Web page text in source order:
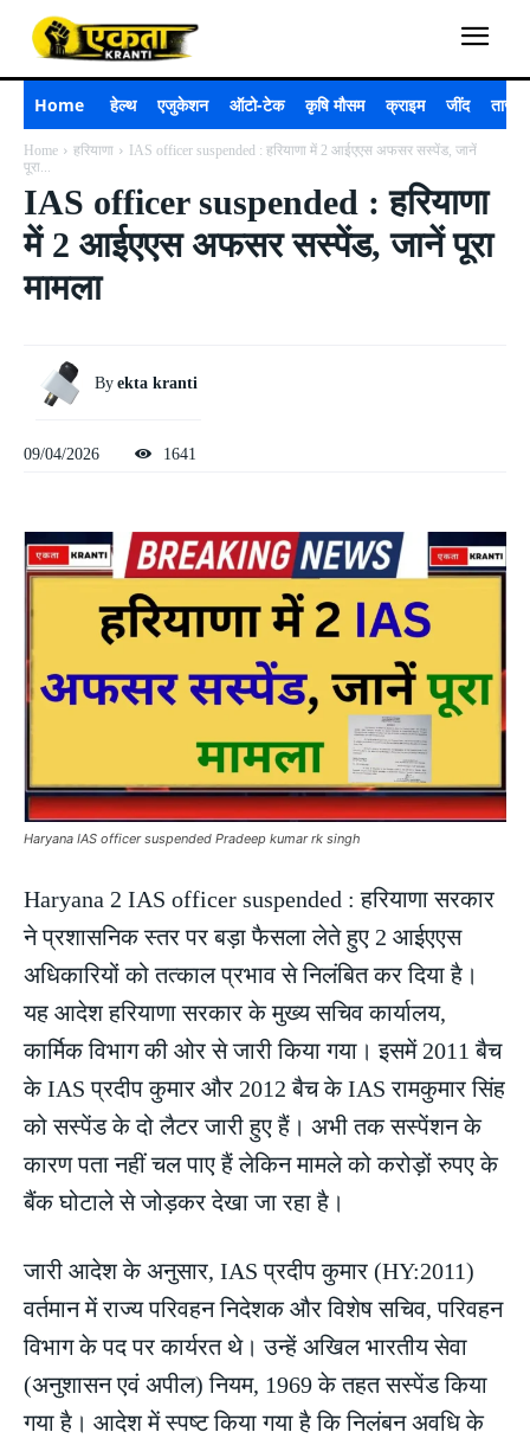
Home हेल्थ एजुकेशन ऑटो-टेक कृषि मौसम क्राइम जींद ताजा
Home हरियाणा
IAS officer suspended : हरियाणा में 2 आईएएस अफसर सस्पेंड, जानें
पूरा...
IAS officer suspended : हरियाणा
में 2 आईएएस अफसर सस्पेंड, जानें पूरा
मामला
By ekta kranti
09/04/2026 1641
Haryana IAS officer suspended Pradeep kumar rk singh
Haryana 2 IAS officer suspended : हरियाणा सरकार
ने प्रशासनिक स्तर पर बड़ा फैसला लेते हुए 2 आईएएस
अधिकारियों को तत्काल प्रभाव से निलंबित कर दिया है।
यह आदेश हरियाणा सरकार के मुख्य सचिव कार्यालय,
कार्मिक विभाग की ओर से जारी किया गया। इसमें 2011 बैच
के IAS प्रदीप कुमार और 2012 बैच के IAS रामकुमार सिंह
को सस्पेंड के दो लैटर जारी हुए हैं। अभी तक सस्पेंशन के
कारण पता नहीं चल पाए हैं लेकिन मामले को करोड़ों रुपए के
बैंक घोटाले से जोड़कर देखा जा रहा है।
जारी आदेश के अनुसार, IAS प्रदीप कुमार (HY:2011)
वर्तमान में राज्य परिवहन निदेशक और विशेष सचिव, परिवहन
विभाग के पद पर कार्यरत थे। उन्हें अखिल भारतीय सेवा
(अनुशासन एवं अपील) नियम, 1969 के तहत सस्पेंड किया
गया है। आदेश में स्पष्ट किया गया है कि निलंबन अवधि के